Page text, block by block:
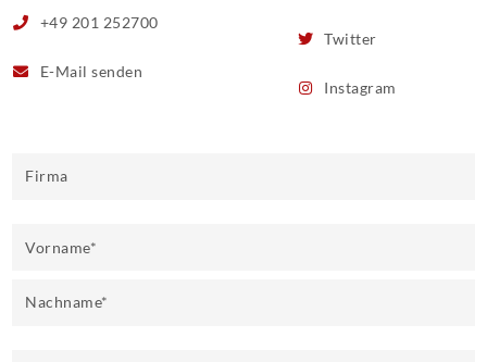
+49 201 252700
E-Mailsenden
Twitter
Instagram
Firma
Vorname*
Nachname*